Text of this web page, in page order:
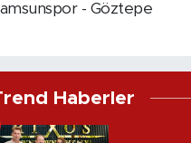
- Göztepe
Haberler